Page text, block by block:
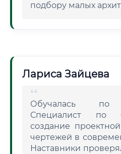
подбору малых
Лариса Зайцева
Обучалась по
Специалист по
создание
чертежей в
Наставники